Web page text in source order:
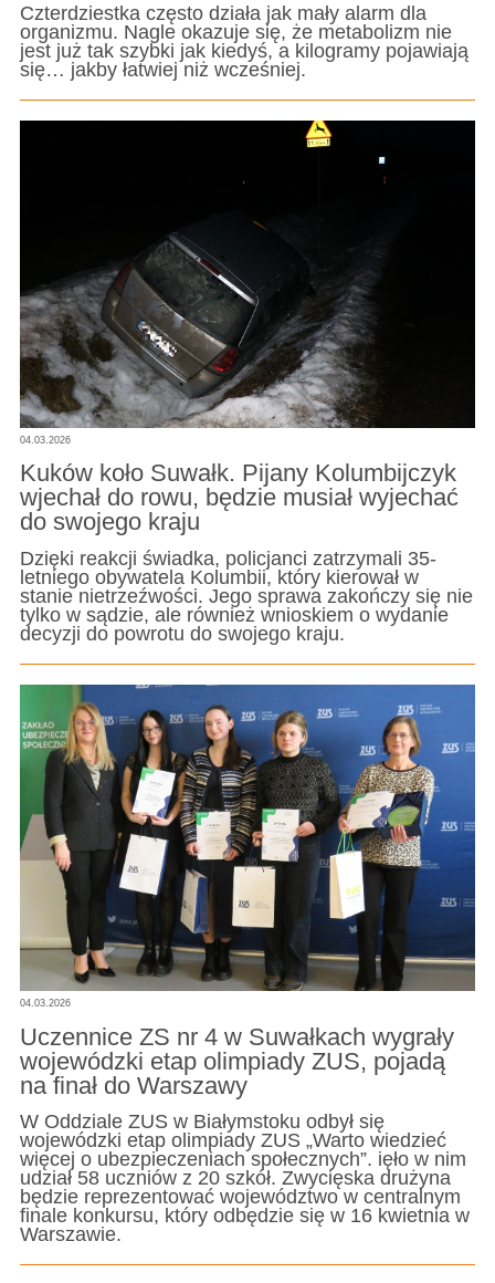
Czterdziestka często działa jak mały alarm dla
organizmu. Nagle okazuje się, że metabolizm nie
jest już tak szybki jak kiedyś, a kilogramy pojawiają
się… jakby łatwiej niż wcześniej.
04.03.2026
Kuków koło Suwałk. Pijany Kolumbijczyk
wjechał do rowu, będzie musiał wyjechać
do swojego kraju
Dzięki reakcji świadka, policjanci zatrzymali 35-
letniego obywatela Kolumbii, który kierował w
stanie nietrzeźwości. Jego sprawa zakończy się nie
tylko w sądzie, ale również wnioskiem o wydanie
decyzji do powrotu do swojego kraju.
04.03.2026
Uczennice ZS nr 4 w Suwałkach wygrały
wojewódzki etap olimpiady ZUS, pojadą
na finał do Warszawy
W Oddziale ZUS w Białymstoku odbył się
wojewódzki etap olimpiady ZUS „Warto wiedzieć
więcej o ubezpieczeniach społecznych”. ięło w nim
udział 58 uczniów z 20 szkół. Zwycięska drużyna
będzie reprezentować województwo w centralnym
finale konkursu, który odbędzie się w 16 kwietnia w
Warszawie.